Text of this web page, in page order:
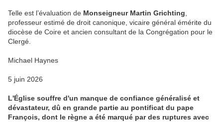
Telle est l’évaluation de Monseigneur Martin Grichting
professeur estimé de droit canonique, vicaire général émérite du
diocèse de Coire et ancien consultant de la Congrégation pour le
Clergé.
Michael Haynes
5 juin 2026
L'Église souffre d'un manque de confiance généralisé et
dévastateur, dû en grande partie au pontificat du pape
François, dont le règne a été marqué par des ruptures avec